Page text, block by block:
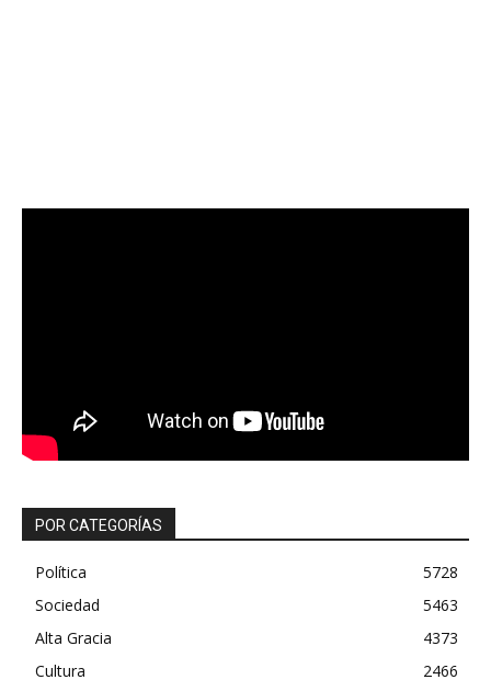
POR CATEGORÍAS
Política
5728
Sociedad
5463
Alta Gracia
4373
Cultura
2466